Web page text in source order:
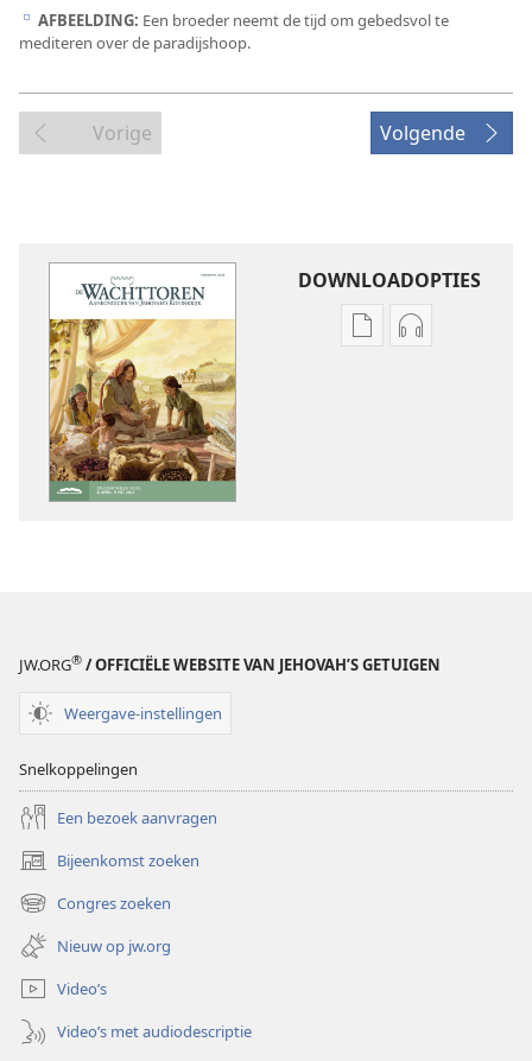
e AFBEELDING: Een broeder neemt de tijd om gebedsvol te
mediteren over de paradijshoop.
Vorige Volgende
DOWNLOADOPTIES
Downloadopties
JW.ORG® / OFFICIËLE WEBSITE VAN JEHOVAH’S GETUIGEN
Weergave-instellingen
Snelkoppelingen
Een bezoek aanvragen
Bijeenkomst zoeken
(opent
nieuw
venster)
Congres zoeken
(opent
nieuw
venster)
Nieuw op jw.org
Video’s
Video’s met audiodescriptie